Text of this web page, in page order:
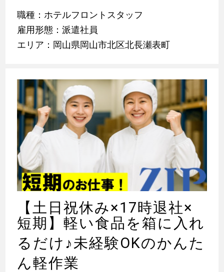
職種：ホテルフロントスタッフ
雇用形態：派遣社員
エリア：岡山県岡山市北区北長瀬表町
【土日祝休み×17時退社×
短期】軽い食品を箱に入れ
るだけ ♪未経験OKのかんた
ん軽作業